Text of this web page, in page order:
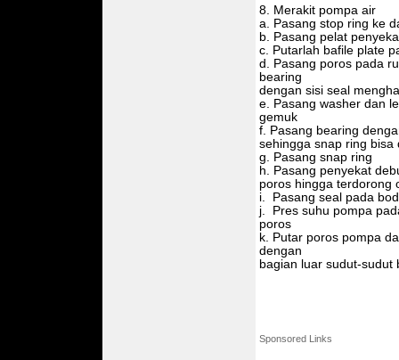
8. Merakit pompa air
a. Pasang stop ring ke
b. Pasang pelat
c. Putarlah bafile plate
d. Pasang poros pada
bearing
dengan sisi seal
e. Pasang washer dan
gemuk
f. Pasang bearing
sehingga snap ring bisa
g. Pasang snap ring
h. Pasang penyekat
poros hingga terdorong
i. Pasang seal pada
j. Pres suhu pompa
poros
k. Putar poros pompa
dengan
bagian luar sudut-
Sponsored Links